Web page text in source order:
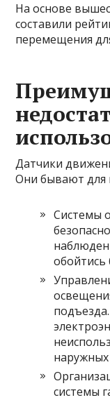
На основе
составили
перемещения
Датчики
Они бывают для
Системы
обойтись
системы